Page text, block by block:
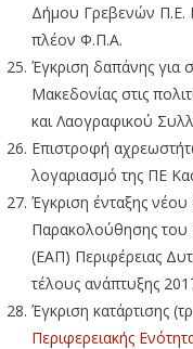
Δήμου Γρεβενών Π.Ε.
πλέον Φ.Π.Α.
Έγκριση δαπάνης για
Μακεδονίας στις
και Λαογραφικού
Επιστροφή
λογαριασμό της ΠΕ
Έγκριση ένταξης
Παρακολούθησης του
(ΕΑΠ) Περιφέρειας
τέλους ανάπτυξης
Έγκριση κατάρτισης
Περιφερειακής